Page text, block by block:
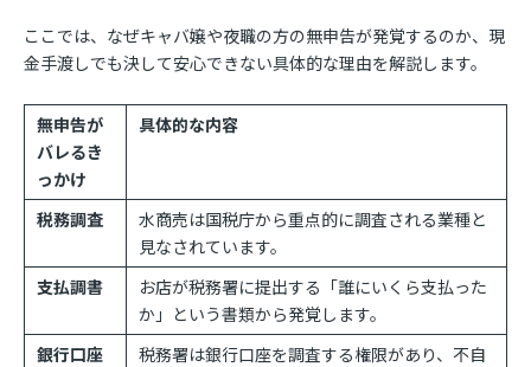
ここでは、なぜキャバ嬢や夜職の方の無申告が発覚するのか、現
金手渡しでも決して安心できない具体的な理由を解説します。
無申告が
バレるき
っかけ
具体的な内容
税務調査
水商売は国税庁から重点的に調査される業種と
見なされています。
支払調書
お店が税務署に提出する「誰にいくら支払った
か」という書類から発覚します。
銀行口座
税務署は銀行口座を調査する権限があり、不自